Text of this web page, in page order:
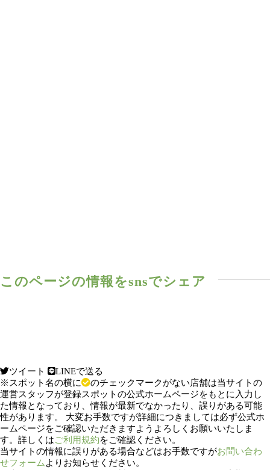
このページの情報をsnsでシェア
ツイート
LINEで送る
※スポット名の横に
のチェックマークがない店舗は当サイトの
運営スタッフが登録スポットの公式ホームページをもとに入力し
た情報となっており、情報が最新でなかったり、誤りがある可能
性があります。 大変お手数ですが詳細につきましては必ず公式ホ
ームページをご確認いただきますようよろしくお願いいたしま
す。詳しくはご利用規約をご確認ください。
当サイトの情報に誤りがある場合などはお手数ですがお問い合わ
せフォーム よりお知らせください。